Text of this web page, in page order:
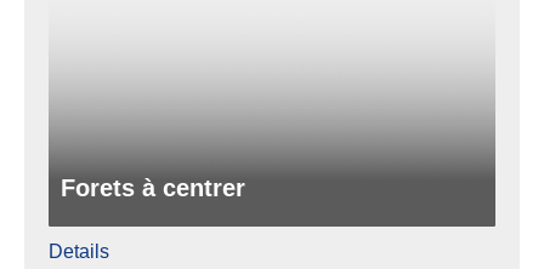
Forets à centrer
Details